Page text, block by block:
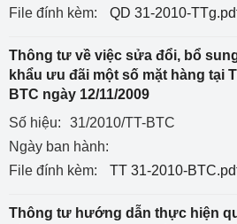
File đính kèm:
QD 31-2010-
Thông tư về việc sửa đổi, bổ
khẩu ưu đãi một số mặt hàng tại
BTC ngày 12/11/2009
Số hiệu:
31/2010/TT-BTC
Ngày ban hành:
File đính kèm:
TT 31-2010-
Thông tư hướng dẫn thực hiện